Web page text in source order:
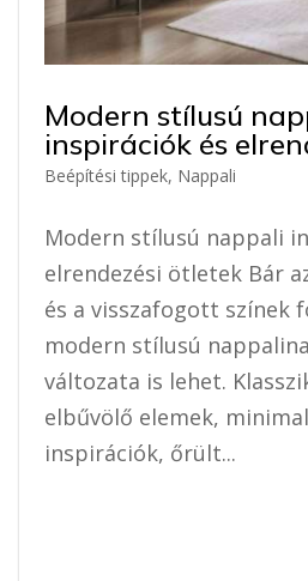
Modern stílusú
inspirációk és
Beépítési tippek, Nappali
Modern stílusú nappali
elrendezési ötletek Bár
és a visszafogott színek
modern stílusú
változata is lehet.
elbűvölő elemek,
inspirációk, őrült...